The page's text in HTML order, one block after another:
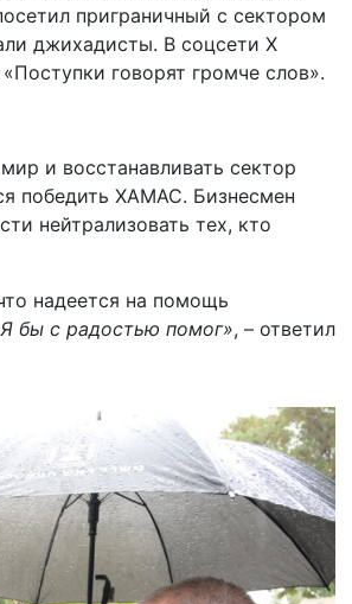
приграничный с сектором
джихадисты. В соцсети X
говорят громче слов».
и восстанавливать сектор
победить ХАМАС. Бизнесмен
нейтрализовать тех, кто
надеется на помощь
бы с радостью помог», – ответил